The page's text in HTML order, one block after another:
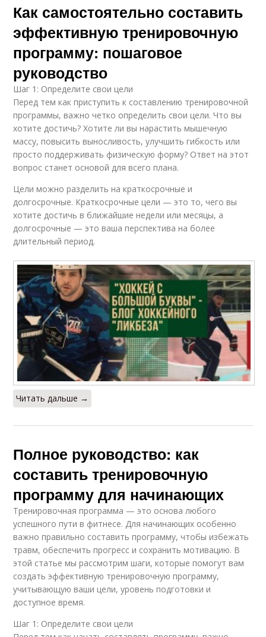
Как самостоятельно составить
эффективную тренировочную
программу: пошаговое
руководство
Шаг 1: Определите свои цели
Перед тем как приступить к составлению тренировочной
программы, важно четко определить свои цели. Что вы
хотите достичь? Хотите ли вы нарастить мышечную
массу, повысить выносливость, улучшить гибкость или
просто поддерживать физическую форму? Ответ на этот
вопрос станет основой для всего плана.
Цели можно разделить на краткосрочные и
долгосрочные. Краткосрочные цели — это то, чего вы
хотите достичь в ближайшие недели или месяцы, а
долгосрочные — это ваша перспектива на более
длительный период.
Читать дальше →
Полное руководство: как
составить тренировочную
программу для начинающих
Тренировочная программа — это основа любого
успешного пути в фитнесе. Для начинающих особенно
важно правильно составить программу, чтобы избежать
травм, обеспечить прогресс и сохранить мотивацию. В
этой статье мы рассмотрим шаги, которые помогут вам
создать эффективную тренировочную программу,
учитывающую ваши цели, уровень подготовки и
доступное время.
Шаг 1: Определите свои цели